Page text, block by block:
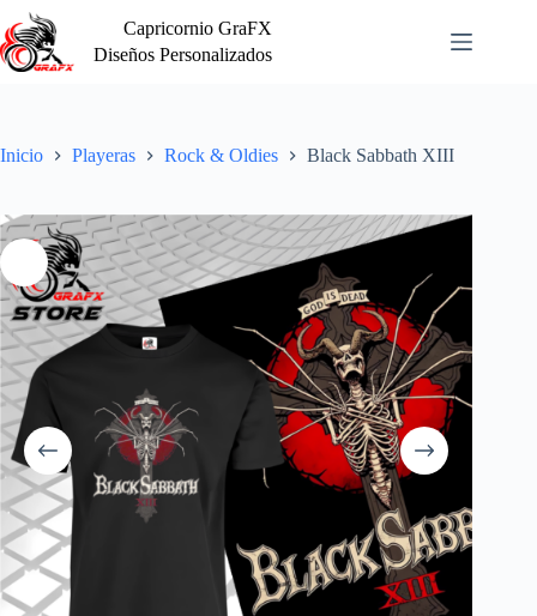
Saltar
al
contenido
Capricornio GraFX
Diseños Personalizados
Inicio Playeras Rock & Oldies Black Sabbath XIII